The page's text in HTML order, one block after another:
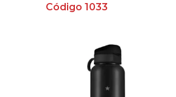
Código 1033